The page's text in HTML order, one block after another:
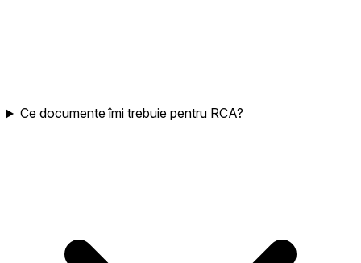
Ce documente îmi trebuie pentru RCA?